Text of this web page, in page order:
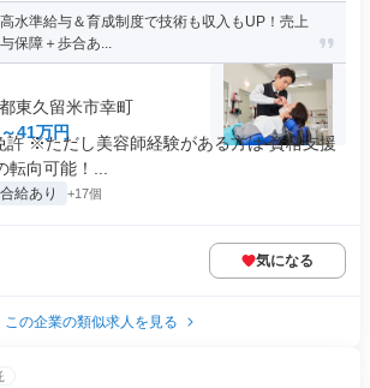
高水準給与＆育成制度で技術も収入もUP！売上
保障＋歩合あ...
東久留米市幸町
41万円
許 ※ただし美容師経験がある方は 資格支援
向可能！...
給あり +17個
気になる
この企業の類似求人を見る